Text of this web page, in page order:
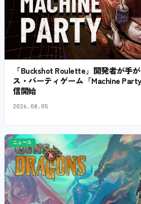
「Buckshot Roulette」開発者が手
ス・パーティゲーム「Machine
信開始
2026.08.05
ニュース